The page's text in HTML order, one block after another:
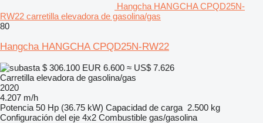
Hangcha HANGCHA CPQD25N-
RW22 carretilla elevadora de gasolina/gas
80
Hangcha HANGCHA CPQD25N-RW22
$ 306.100 EUR 6.600 ≈ US$ 7.626
Carretilla elevadora de gasolina/gas
2020
4.207 m/h
Potencia 50 Hp (36.75 kW) Capacidad de carga 2.500 kg
Configuración del eje 4x2 Combustible gas/gasolina